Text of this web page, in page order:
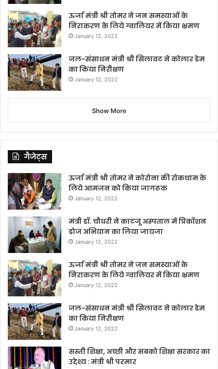
ऊर्जा मंत्री श्री तोमर ने जन समस्याओं के
निराकरण के लिये ग्वालियर में किया भ्रमण
January 12, 2022
जल-संसाधन मंत्री श्री सिलावट ने कोलार डेम
का किया निरीक्षण
January 12, 2022
Show More
गैजेट्स
ऊर्जा मंत्री श्री तोमर ने कोरोना की रोकथाम के
लिये आमजन को किया जागरूक
January 12, 2022
मंत्री डॉ. चौधरी ने काटजू अस्पताल में प्रिकॉशन
डोज अभियान का लिया जायजा
January 12, 2022
ऊर्जा मंत्री श्री तोमर ने जन समस्याओं के
निराकरण के लिये ग्वालियर में किया भ्रमण
January 12, 2022
जल-संसाधन मंत्री श्री सिलावट ने कोलार डेम
का किया निरीक्षण
January 12, 2022
सस्ती शिक्षा, अच्छी और सबको शिक्षा सरकार का
उद्देश्य : मंत्री श्री परमार